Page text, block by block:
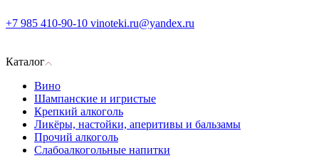
+7 985 410-90-10 vinoteki.ru@yandex.ru
Каталог
Вино
Шампанские и игристые
Крепкий алкоголь
Ликёры, настойки, аперитивы и бальзамы
Прочий алкоголь
Слабоалкогольные напитки